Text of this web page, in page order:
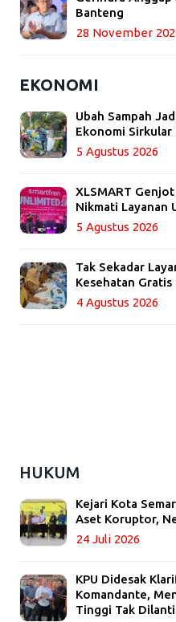
Banteng
28 November
EKONOMI
Ubah Sampah
Ekonomi Sirkular
5 Agustus 2026
XLSMART
Nikmati Layanan
5 Agustus 2026
Tak Sekadar
Kesehatan
4 Agustus 2026
HUKUM
Kejari Kota
Aset Koruptor,
24 Juli 2026
KPU Didesak
Komandante,
Tinggi Tak